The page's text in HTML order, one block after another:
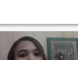
premuroso e
Amo viaggiare in
posti nuovi e incontrare nuove
persone, sono molto facile con
un cuore pieno di amore e